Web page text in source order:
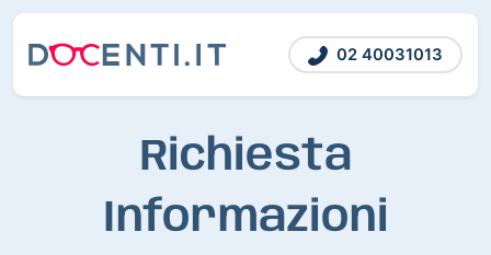
02 40031013
Richiesta
Informazioni